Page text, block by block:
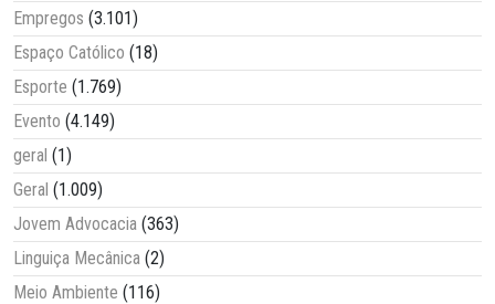
Empregos (3.101)
Espaço Católico (18)
Esporte (1.769)
Evento (4.149)
geral (1)
Geral (1.009)
Jovem Advocacia (363)
Linguiça Mecânica (2)
Meio Ambiente (116)